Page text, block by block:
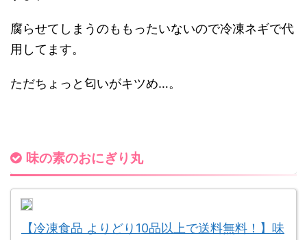
腐らせてしまうのももったいないので冷凍ネギで代
用してます。
ただちょっと匂いがキツめ…。
味の素のおにぎり丸
【冷凍食品 よりどり10品以上で送料無料！】味